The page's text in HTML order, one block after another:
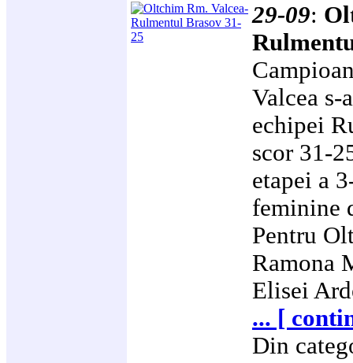
29-09:
Valcea s-
echipei
scor 31-
etapei a
feminine
Pentru
Ramona
Elisei
... [
Din